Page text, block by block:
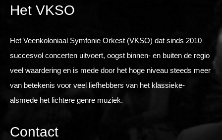
Het VKSO
Het Veenkoloniaal Symfonie Orkest (VKSO) dat sinds 2010
succesvol concerten uitvoert, oogst binnen- en buiten de regio
veel waardering en is mede door het hoge niveau steeds meer
van betekenis voor veel liefhebbers van het klassieke-
alsmede het lichtere genre muziek.
Contact